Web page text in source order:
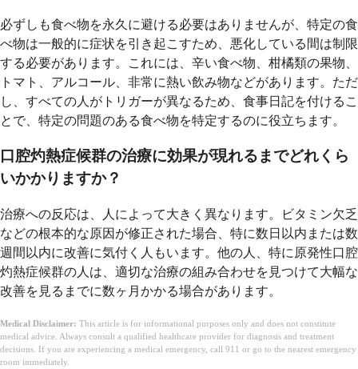
必ずしも食べ物を永久に避ける必要はありませんが、特定の食
べ物は一般的に症状を引き起こすため、悪化している間は制限
する必要があります。これには、辛い食べ物、柑橘類の果物、
トマト、アルコール、非常に熱い飲み物などがあります。ただ
し、すべての人がトリガーが異なるため、食事日記を付けるこ
とで、特定の問題のある食べ物を特定するのに役立ちます。
口腔灼熱症候群の治療に効果が現れるまでどれくら
いかかりますか？
治療への反応は、人によって大きく異なります。ビタミン欠乏
などの根本的な原因が修正された場合、特に数日以内または数
週間以内に改善に気付く人もいます。他の人、特に原発性口腔
灼熱症候群の人は、適切な治療の組み合わせを見つけて大幅な
改善を見るまでに数ヶ月かかる場合があります。
Medical Disclaimer: This article is for informational purposes only and does not constitute
medical advice. Always consult a qualified healthcare provider for diagnosis and treatment
decisions. If you are experiencing a medical emergency, call 911 or go to the nearest emergency
room immediately.